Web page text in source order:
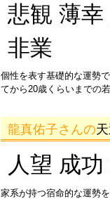
悲観 薄
非業
個性を表す基礎的な運勢
てから20歳くらいまでの
龍真佑子さんの
人望 成
家系が持つ宿命的な運勢